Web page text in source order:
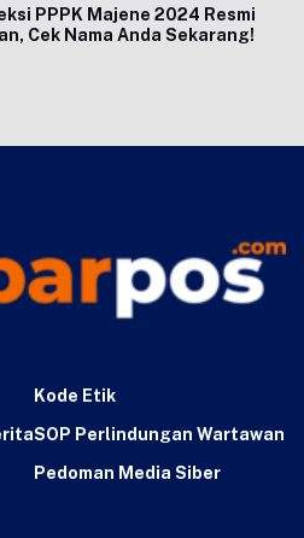
PPPK Majene 2024 Resmi
Cek Nama Anda Sekarang!
Kode Etik
SOP Perlindungan Wartawan
Pedoman Media Siber